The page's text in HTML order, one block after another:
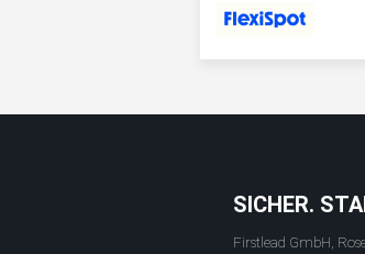
SICHER.
Firstlead GmbH,